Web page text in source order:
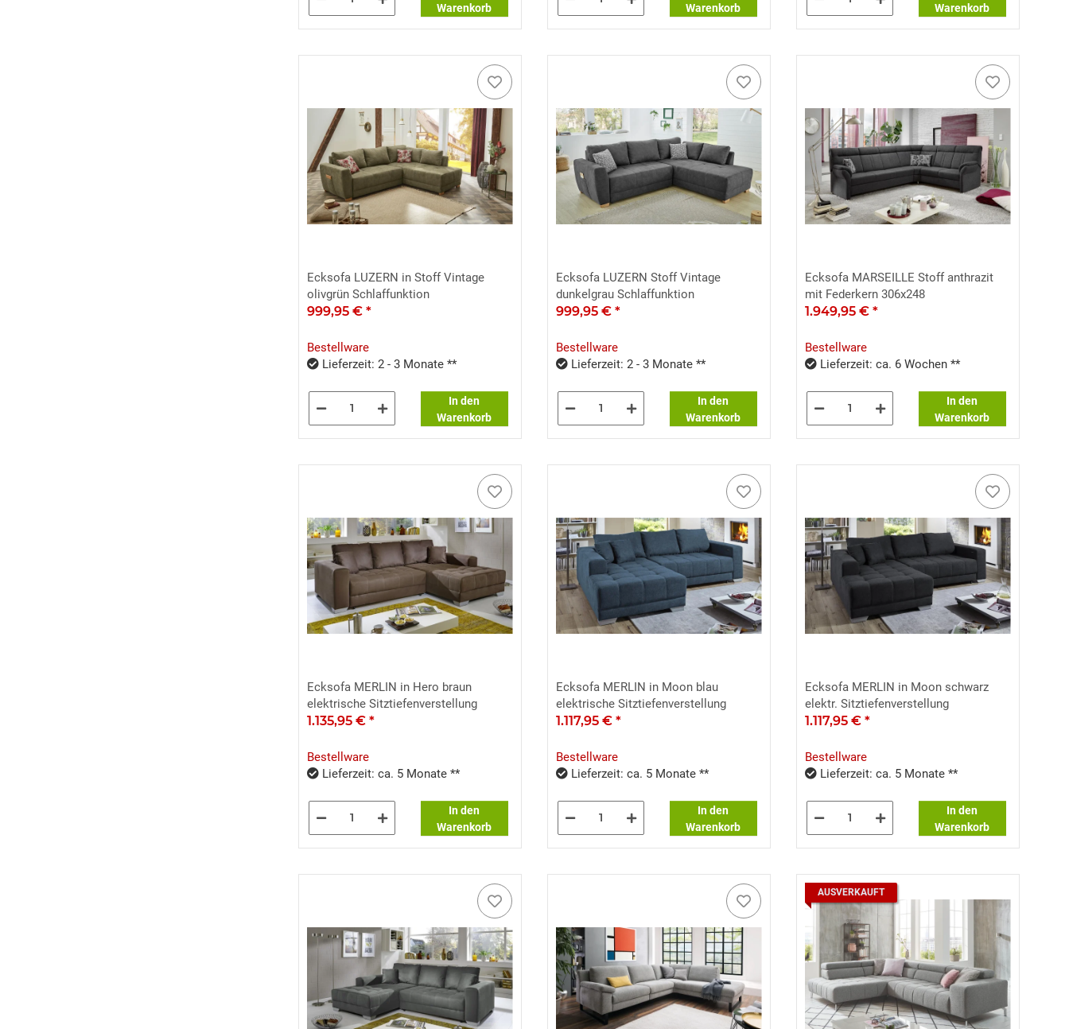
Warenkorb
Warenkorb
Warenkorb
Ecksofa LUZERN in Stoff Vintage
olivgrün Schlaffunktion
999,95 € *
Bestellware
Lieferzeit: 2 - 3 Monate **
In den
Warenkorb
Ecksofa LUZERN Stoff Vintage
dunkelgrau Schlaffunktion
999,95 € *
Bestellware
Lieferzeit: 2 - 3 Monate **
In den
Warenkorb
Ecksofa MARSEILLE Stoff anthrazit
mit Federkern 306x248
1.949,95 € *
Bestellware
Lieferzeit: ca. 6 Wochen **
In den
Warenkorb
Ecksofa MERLIN in Hero braun
elektrische Sitztiefenverstellung
1.135,95 € *
Bestellware
Lieferzeit: ca. 5 Monate **
In den
Warenkorb
Ecksofa MERLIN in Moon blau
elektrische Sitztiefenverstellung
1.117,95 € *
Bestellware
Lieferzeit: ca. 5 Monate **
In den
Warenkorb
Ecksofa MERLIN in Moon schwarz
elektr. Sitztiefenverstellung
1.117,95 € *
Bestellware
Lieferzeit: ca. 5 Monate **
In den
Warenkorb
AUSVERKAUFT